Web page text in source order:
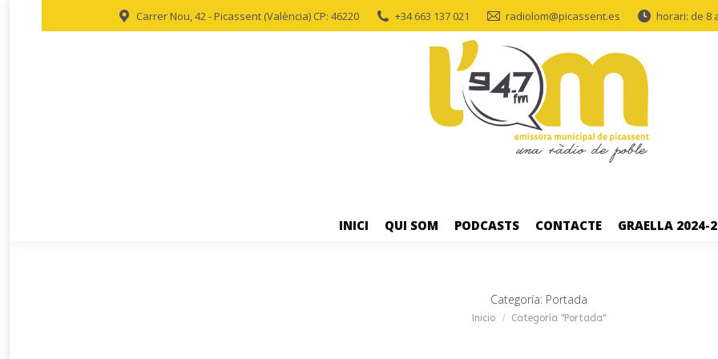
Carrer Nou, 42 - Picassent (València) CP: 46220 +34 663 137 021 radiolom@picassent.es horari: de 8
INICI QUI SOM PODCASTS CONTACTE GRAELLA 2024-
Categoría: Portada
Estás aquí:
Inicio Categoría "Portada"